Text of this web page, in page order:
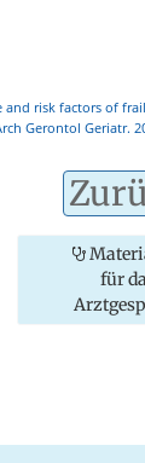
and risk factors of
Gerontol Geriatr.
für